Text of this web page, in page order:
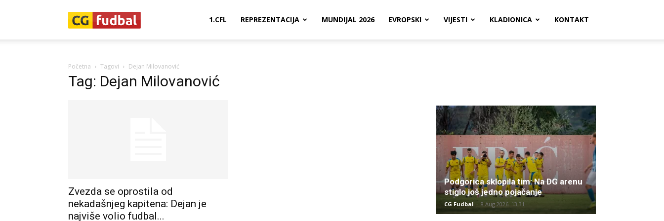
1.CFL REPREZENTACIJA MUNDIJAL 2026 EVROPSKI VIJESTI KLADIONICA KONTAKT
Početna Tagovi Dejan Milovanović
Tag: Dejan Milovanović
Zvezda se oprostila od
nekadašnjeg kapitena: Dejan je
najviše volio fudbal...
Podgorica sklopila tim: Na DG arenu
stiglo još jedno pojačanje
CG Fudbal - 8 Aug 2026. 13:31